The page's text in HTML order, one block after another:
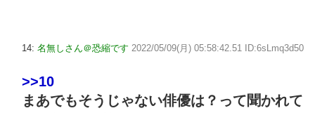
14: 名無しさん＠恐縮です 2022/05/09(月) 05:58:42.51 ID:6sLmq3d50
>>10
まあでもそうじゃない俳優は？って聞かれて